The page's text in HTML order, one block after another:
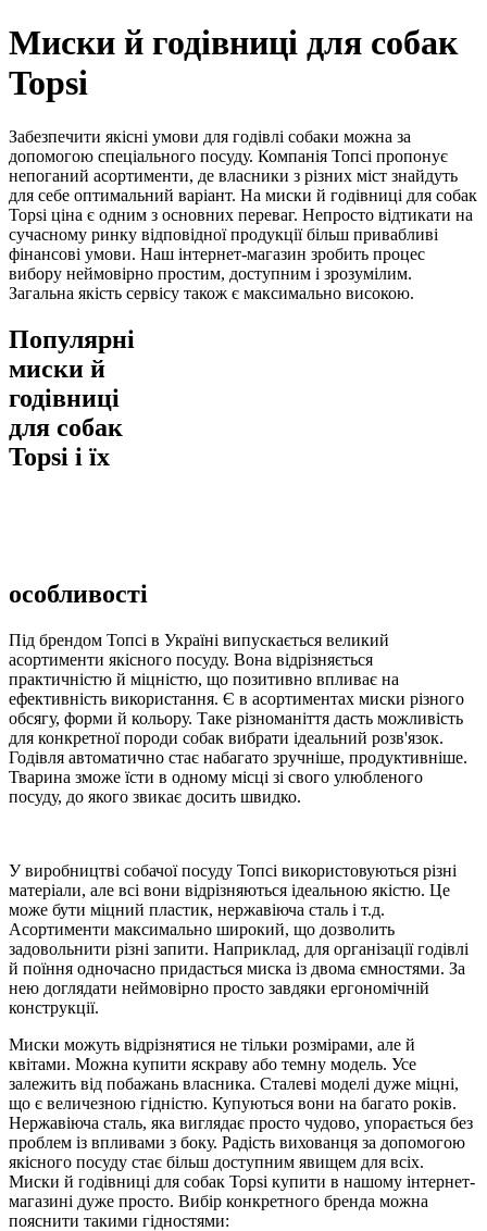
Миски й годівниці для собак
Topsi
Забезпечити якісні умови для годівлі собаки можна за
допомогою спеціального посуду. Компанія Топсі пропонує
непоганий асортименти, де власники з різних міст знайдуть
для себе оптимальний варіант. На миски й годівниці для собак
Topsi ціна є одним з основних переваг. Непросто відтикати на
сучасному ринку відповідної продукції більш привабливі
фінансові умови. Наш інтернет-магазин зробить процес
вибору неймовірно простим, доступним і зрозумілим.
Загальна якість сервісу також є максимально високою.
Популярні
миски й
годівниці
для собак
Topsi і їх
особливості
Під брендом Топсі в Україні випускається великий
асортименти якісного посуду. Вона відрізняється
практичністю й міцністю, що позитивно впливає на
ефективність використання. Є в асортиментах миски різного
обсягу, форми й кольору. Таке різноманіття дасть можливість
для конкретної породи собак вибрати ідеальний розв'язок.
Годівля автоматично стає набагато зручніше, продуктивніше.
Тварина зможе їсти в одному місці зі свого улюбленого
посуду, до якого звикає досить швидко.
У виробництві собачої посуду Топсі використовуються різні
матеріали, але всі вони відрізняються ідеальною якістю. Це
може бути міцний пластик, нержавіюча сталь і т.д.
Асортименти максимально широкий, що дозволить
задовольнити різні запити. Наприклад, для організації годівлі
й поїння одночасно придасться миска із двома ємностями. За
нею доглядати неймовірно просто завдяки ергономічній
конструкції.
Миски можуть відрізнятися не тільки розмірами, але й
квітами. Можна купити яскраву або темну модель. Усе
залежить від побажань власника. Сталеві моделі дуже міцні,
що є величезною гідністю. Купуються вони на багато років.
Нержавіюча сталь, яка виглядає просто чудово, упорається без
проблем із впливами з боку. Радість вихованця за допомогою
якісного посуду стає більш доступним явищем для всіх.
Миски й годівниці для собак Topsi купити в нашому інтернет-
магазині дуже просто. Вибір конкретного бренда можна
пояснити такими гідностями: